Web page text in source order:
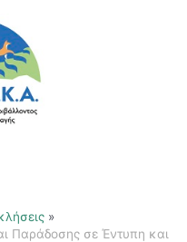
Παράδοσης σε Έντυπη και